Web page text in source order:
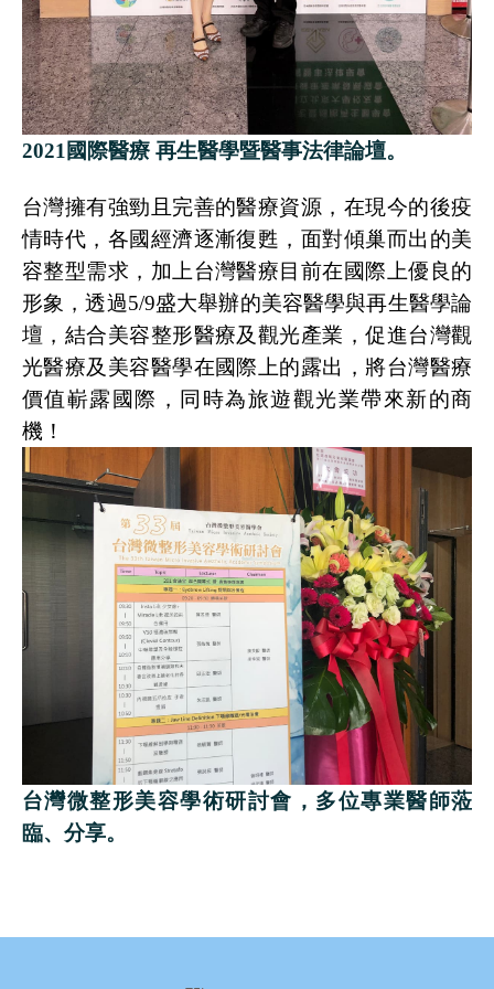
2021 國際醫療 再生醫學暨醫事法律論壇。
台灣擁有強勁且完善的醫療資源，在現今的後疫
情時代，各國經濟逐漸復甦，面對傾巢而出的美
容整型需求，加上台灣醫療目前在國際上優良的
形象，透過5/9盛大舉辦的美容醫學與再生醫學論
壇，結合美容整形醫療及觀光產業，促進台灣觀
光醫療及美容醫學在國際上的露出，將台灣醫療
價值嶄露國際，同時為旅遊觀光業帶來新的商
機！
台灣微整形美容學術研討會，多位專業醫師蒞
臨、分享。